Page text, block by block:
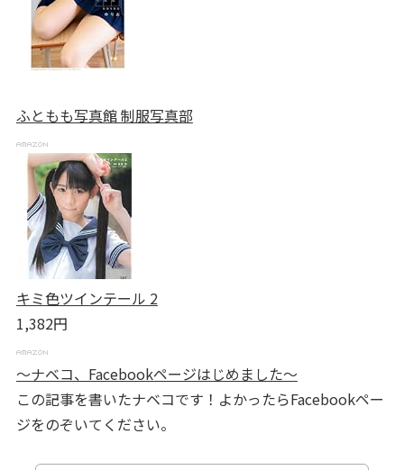
ふともも写真館 制服写真部
キミ色ツインテール 2
1,382円
～ナベコ、Facebookページはじめました～
この記事を書いたナベコです！よかったらFacebookペー
ジをのぞいてください。